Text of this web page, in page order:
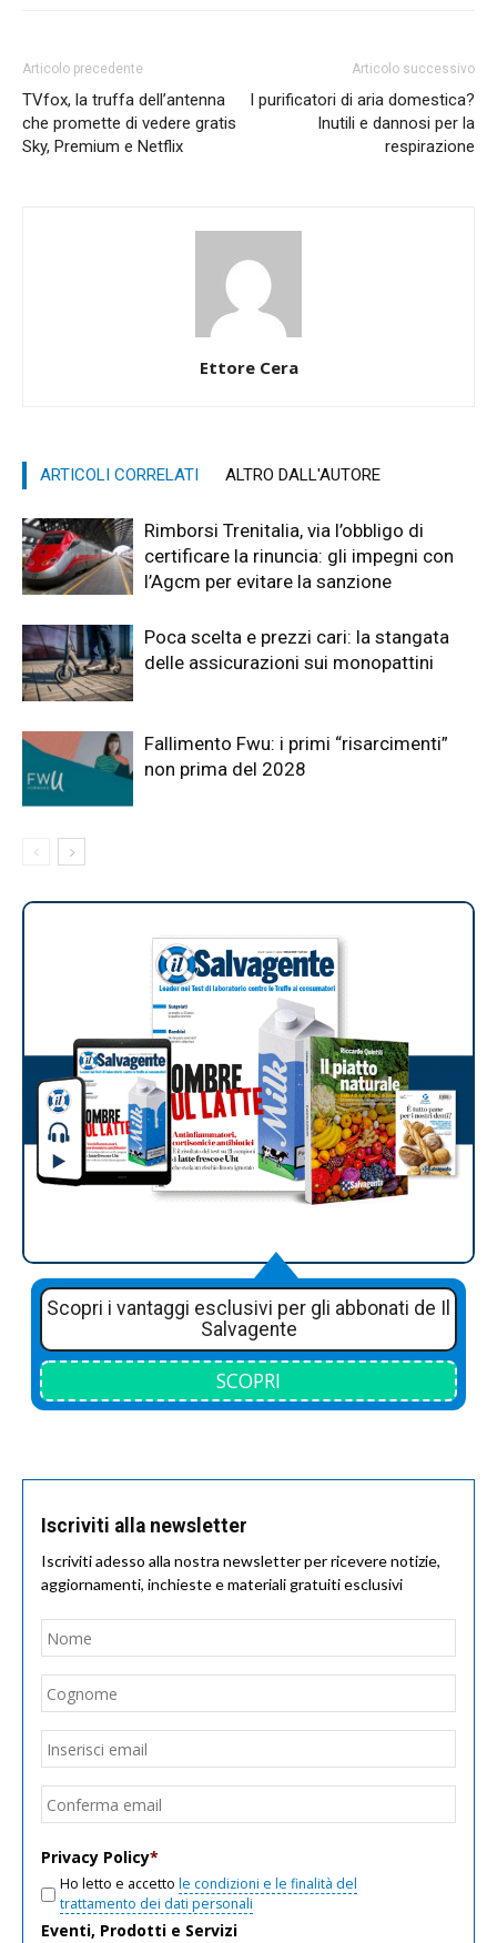
Articolo precedente
TVfox, la truffa dell’antenna
che promette di vedere gratis
Sky, Premium e Netflix
Articolo successivo
I purificatori di aria domestica?
Inutili e dannosi per la
respirazione
Ettore Cera
ARTICOLI CORRELATI ALTRO DALL'AUTORE
Rimborsi Trenitalia, via l’obbligo di
certificare la rinuncia: gli impegni con
l’Agcm per evitare la sanzione
Poca scelta e prezzi cari: la stangata
delle assicurazioni sui monopattini
Fallimento Fwu: i primi “risarcimenti”
non prima del 2028
Scopri i vantaggi esclusivi per gli abbonati de Il
Salvagente
SCOPRI
Iscriviti alla newsletter
Iscriviti adesso alla nostra newsletter per ricevere notizie,
aggiornamenti, inchieste e materiali gratuiti esclusivi
Nome
Email
Privacy Policy*
Ho letto e accetto le condizioni e le finalità del
trattamento dei dati personali
Eventi, Prodotti e Servizi